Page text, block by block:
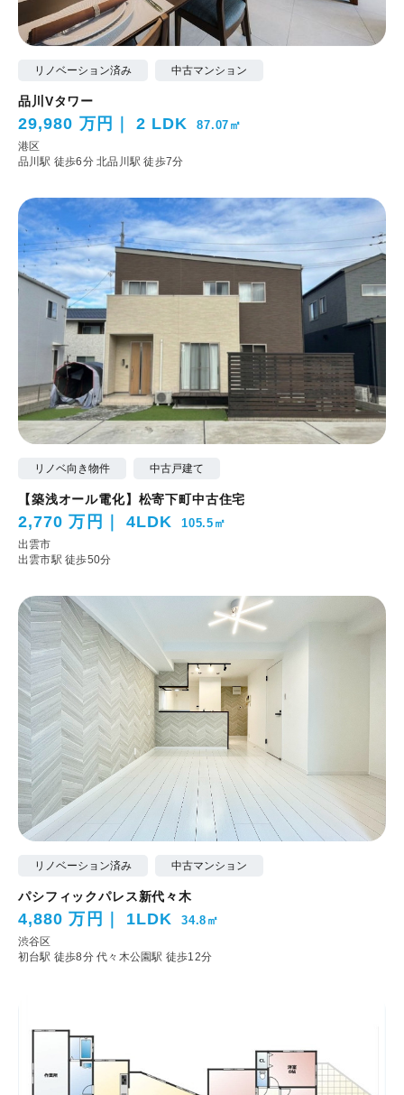
リノベーション済み 中古マンション
品川Vタワー
29,980 万円 2 LDK 87.07㎡
港区
品川駅 徒歩6分北品川駅 徒歩7分
リノベ向き物件 中古戸建て
【築浅オール電化】松寄下町中古住宅
2,770 万円 4LDK 105.5㎡
出雲市
出雲市駅 徒歩50分
リノベーション済み 中古マンション
パシフィックパレス新代々木
4,880 万円 1LDK 34.8㎡
渋谷区
初台駅 徒歩8分代々木公園駅 徒歩12分